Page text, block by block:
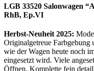
LGB 33520 Salonwagen
RhB, Ep.VI
Herbst-Neuheit 2025:
Originalgetreue
wie der Wagen heute noch
eingesetzt wird. Viele
Öffnen. Komplette fein